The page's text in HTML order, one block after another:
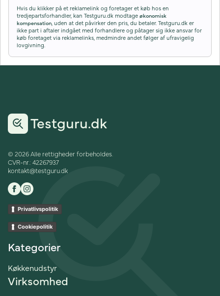
Hvis du klikker på et reklamelink og foretager et køb hos en
tredjepartsforhandler, kan Testguru.dk modtageøkonomisk
kompensation, uden at det påvirker den pris, du betaler. Testguru.dk er
ikke part i aftaler indgået med forhandlere og påtager sig ikke ansvar for
køb foretaget via reklamelinks, medmindre andet følger af ufravigelig
lovgivning.
Testguru.dk
© 2026 Alle rettigheder forbeholdes.
CVR-nr.: 42267937
kontakt@testguru.dk
Privatlivspolitik
Cookiepolitik
Kategorier
Køkkenudstyr
Virksomhed